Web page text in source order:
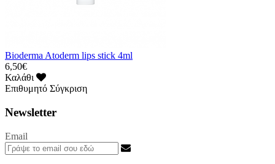
Bioderma Atoderm lips stick 4ml
6,50€
Καλάθι
Επιθυμητό Σύγκριση
Newsletter
Email